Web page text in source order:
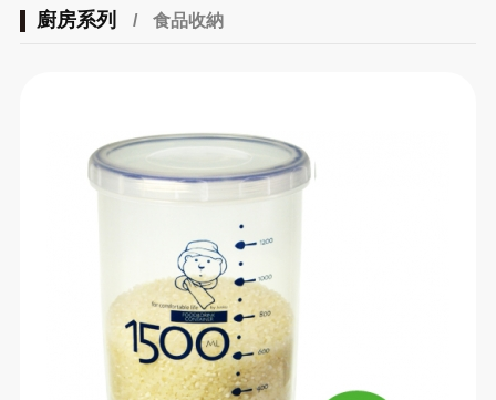
廚房系列 / 食品收納